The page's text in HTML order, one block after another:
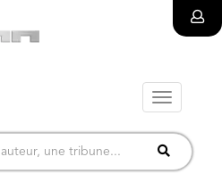
Toggle